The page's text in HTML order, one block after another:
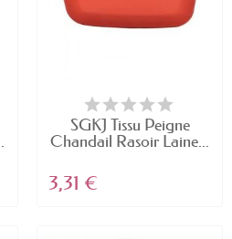
SGKJ Tissu Peigne
Chandail Rasoir Laine...
3,31 €